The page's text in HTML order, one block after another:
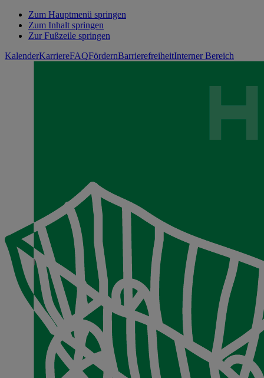
Zum Hauptmenü springen
Zum Inhalt springen
Zur Fußzeile springen
KalenderKarriereFAQFördernBarrierefreiheitInterner Bereich